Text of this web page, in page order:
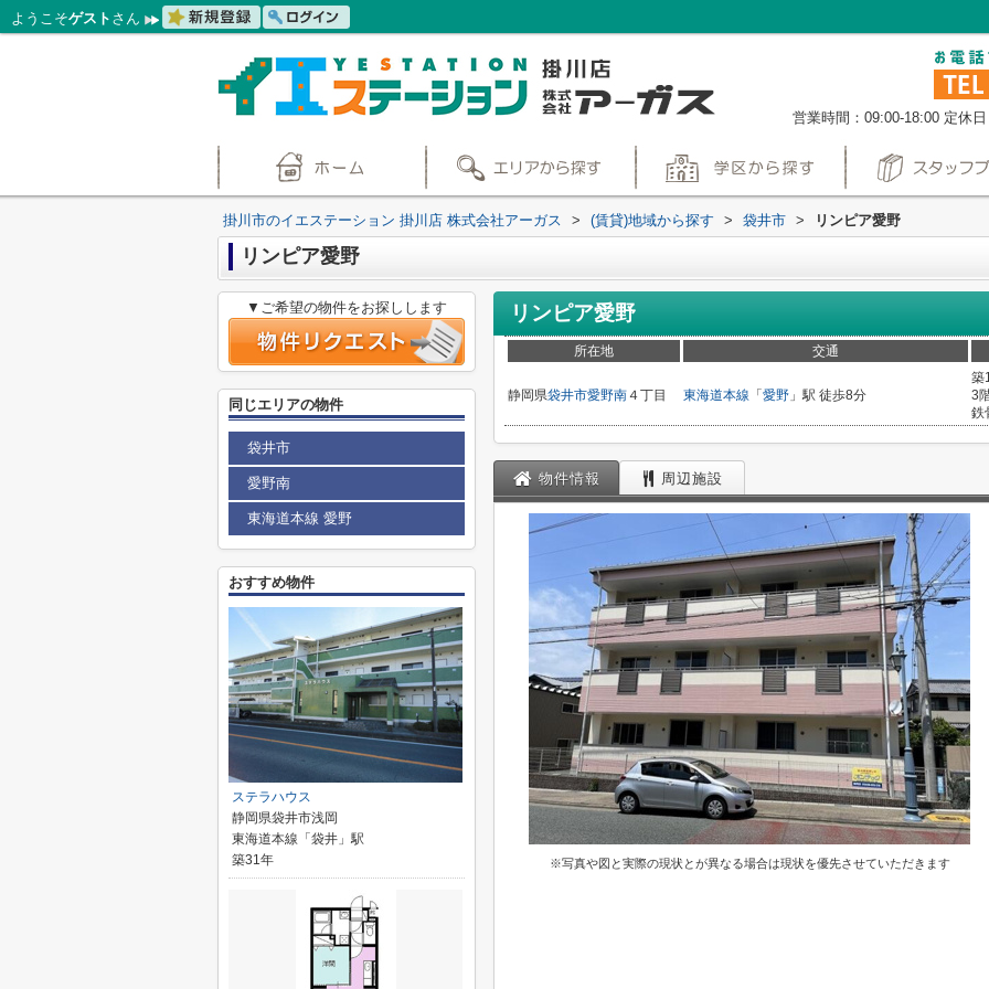
ようこそゲスト さん
営業時間：09:00-18:00 定休
掛川市のイエステーション 掛川店 株式会社アーガス > (賃貸)地域から探す > 袋井市 > リンピア愛野
リンピア愛野
リンピア愛野
所在地 交通
静岡県袋井市愛野南４丁目 東海道本線 「 愛野 」駅 徒歩8分
築
3
鉄
物件情報 周辺施設
※写真や図と実際の現状とが異なる場合は現状を優先させていただきます
▼ご希望の物件をお探しします
同じエリアの物件
袋井市
愛野南
東海道本線 愛野
おすすめ物件
ステラハウス
静岡県袋井市浅岡
東海道本線「袋井」駅
築31年